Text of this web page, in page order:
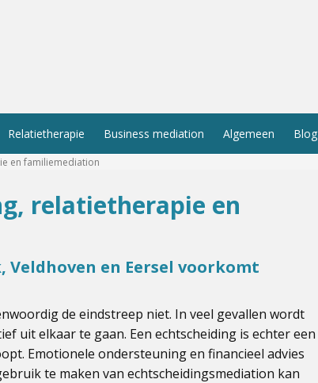
Relatietherapie Business mediation Algemeen Blog
en familiemediation
relatietherapie en
en Eersel voorkomt
de eindstreep niet. In veel gevallen wordt
uit elkaar te gaan. Een echtscheiding is echter een
Emotionele ondersteuning en financieel advies
te maken van echtscheidingsmediation kan